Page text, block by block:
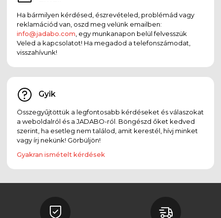
Ha bármilyen kérdésed, észrevételed, problémád vagy
reklamációd van, oszd meg velünk emailben:
info@jadabo.com , egy munkanapon belül felvesszük
Veled a kapcsolatot! Ha megadod a telefonszámodat,
visszahívunk!
Gyik
Összegyűjtöttük a legfontosabb kérdéseket és válaszokat
a weboldalról és a JADABO-ról. Böngészd őket kedved
szerint, ha esetleg nem találod, amit kerestél, hívj minket
vagy írj nekünk! Görbüljön!
Gyakran ismételt kérdések